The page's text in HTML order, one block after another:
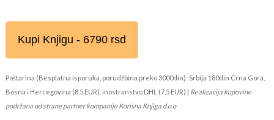
Kupi Knjigu - 6790 rsd
Poštarina (Besplatna isporuka, porudžbina preko 3000din): Srbija 180din Crna Gora,
Bosna i Hercegovina (8,5 EUR), inostranstvo DHL (7,5 EUR) | Realizacija kupovine
podržana od strane partner kompanije Korisna Knjiga d.o.o